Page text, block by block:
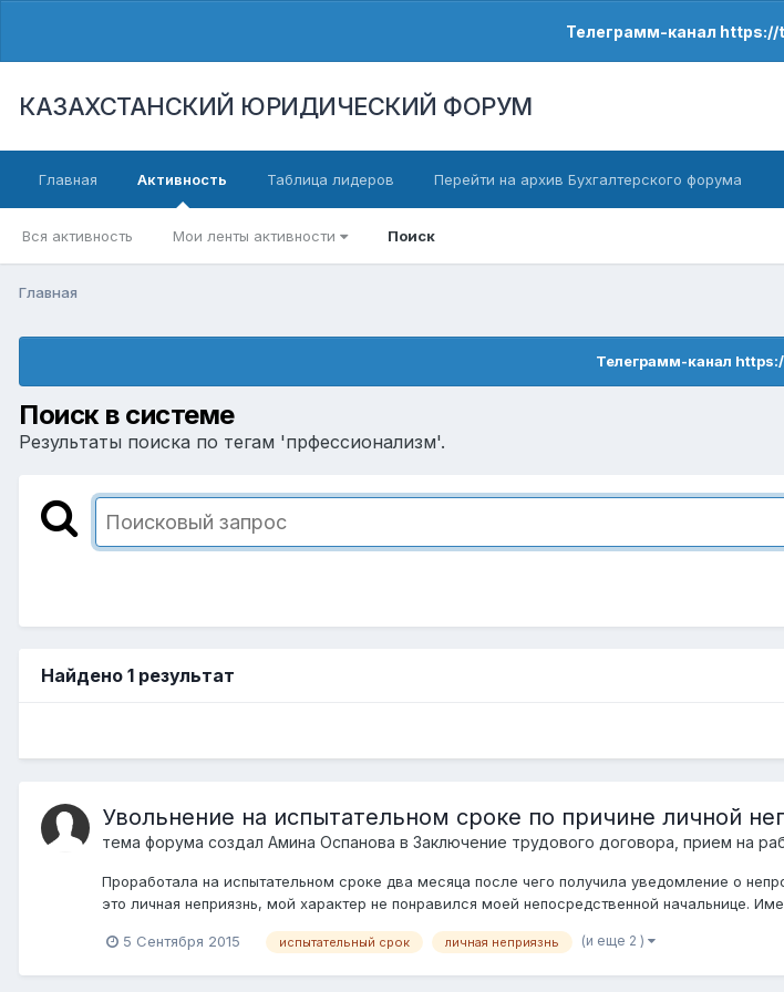
Телеграмм-канал https://
КАЗАХСТАНСКИЙ ЮРИДИЧЕСКИЙ ФОРУМ
Главная Активность
Вся активность Мои ленты активности Поиск
Таблица лидеров Перейти на архив Бухгалтерского форума
Главная
Телеграмм-канал
Поиск в системе
Результаты поиска по тегам 'прфессионализм'.
Найдено 1 результат
Увольнение на испытательном сроке по причине личной
тема форума создал Амина Оспанова в Заключение трудового договора, прием на
Проработала на испытательном сроке два месяца после чего получила уведомление о
это личная неприязнь, мой характер не понравился моей непосредственной начальнице.
5 Сентября 2015 испытательный срок личная неприязнь (и еще 2 )